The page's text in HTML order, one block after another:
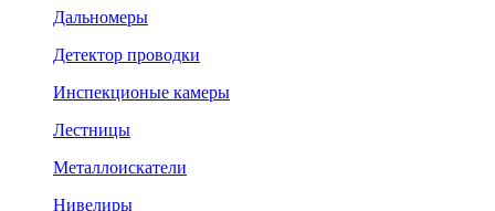
Дальномеры
Детектор проводки
Инспекционые камеры
Лестницы
Металлоискатели
Нивелиры